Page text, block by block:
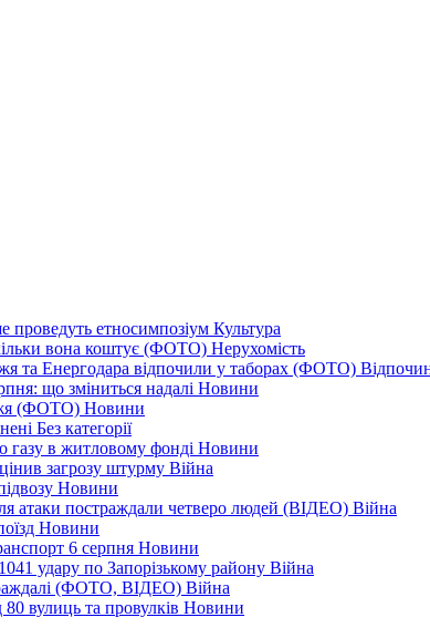
проведуть етносимпозіум Культура
вона коштує (ФОТО) Нерухомість
та Енергодара відпочили у таборах (ФОТО)
що зміниться надалі Новини
(ФОТО) Новини
Без категорії
газу в житловому фонді Новини
загрозу штурму Війна
Новини
атаки постраждали четверо людей (ВІДЕО) Війна
Новини
6 серпня Новини
удару по Запорізькому району Війна
(ФОТО, ВІДЕО) Війна
вулиць та провулків Новини